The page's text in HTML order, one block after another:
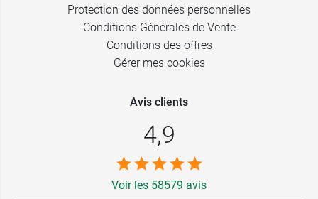
Protection des données personnelles
Conditions Générales de Vente
Conditions des offres
Gérer mes cookies
Avis clients
4,9
Voir les 58579 avis